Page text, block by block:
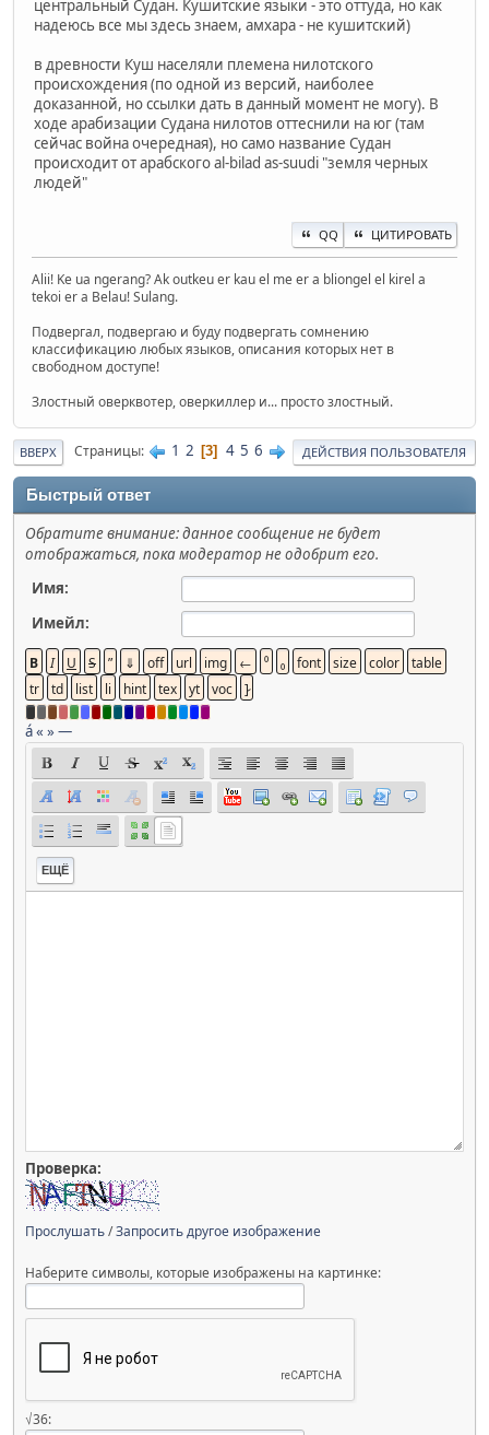
центральный Судан. Кушитские языки - это оттуда, но как
надеюсь все мы здесь знаем, амхара - не кушитский)
в древности Куш населяли племена нилотского
происхождения (по одной из версий, наиболее
доказанной, но ссылки дать в данный момент не могу). В
ходе арабизации Судана нилотов оттеснили на юг (там
сейчас война очередная), но само название Судан
происходит от арабского al-bilad as-suudi "земля черных
людей"
QQ ЦИТИРОВАТЬ
Alii! Ke ua ngerang? Ak outkeu er kau el me er a bliongel el kirel a
tekoi er a Belau! Sulang.
Подвергал, подвергаю и буду подвергать сомнению
классификацию любых языков, описания которых нет в
свободном доступе!
Злостный оверквотер, оверкиллер и... просто злостный.
ВВЕРХ Страницы 1 2 3 4 5 6 ДЕЙСТВИЯ ПОЛЬЗОВАТЕЛЯ
Быстрый ответ
Обратите внимание: данное сообщение не будет
отображаться, пока модератор не одобрит его.
Имя:
Имейл:
á« »—
ЕЩЁ
Проверка:
Прослушать/Запросить другое изображение
Наберите символы, которые изображены на картинке:
√36: